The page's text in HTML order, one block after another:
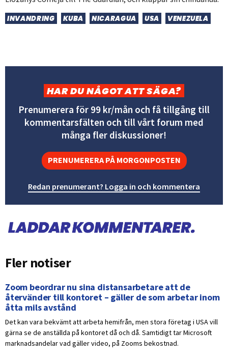
INVANDRING KUBA NICARAGUA USA VENEZUELA
HAR DU NÅGOT ATT SÄGA?
Prenumerera för 99 kr/mån och få tillgång till
kommentarsfälten och till vårt forum med
många fler diskussioner!
PRENUMERERA PÅ MORGONPOSTEN
Redan prenumerant? Logga in och kommentera
Fler notiser
Zoom beordrar nu sina distansarbetare att de
återvänder till kontoret – gäller de som arbetar inom
åtta mils avstånd
Det kan vara bekvämt att arbeta hemifrån, men stora företag i USA vill
gärna se de anställda på kontoret då och då. Samtidigt tar Microsoft
marknadsandelar vad gäller video, på Zooms bekostnad.